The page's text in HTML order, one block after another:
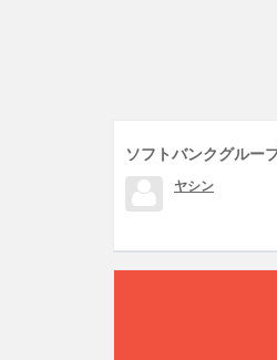
ソフトバンクグルー
ヤシン